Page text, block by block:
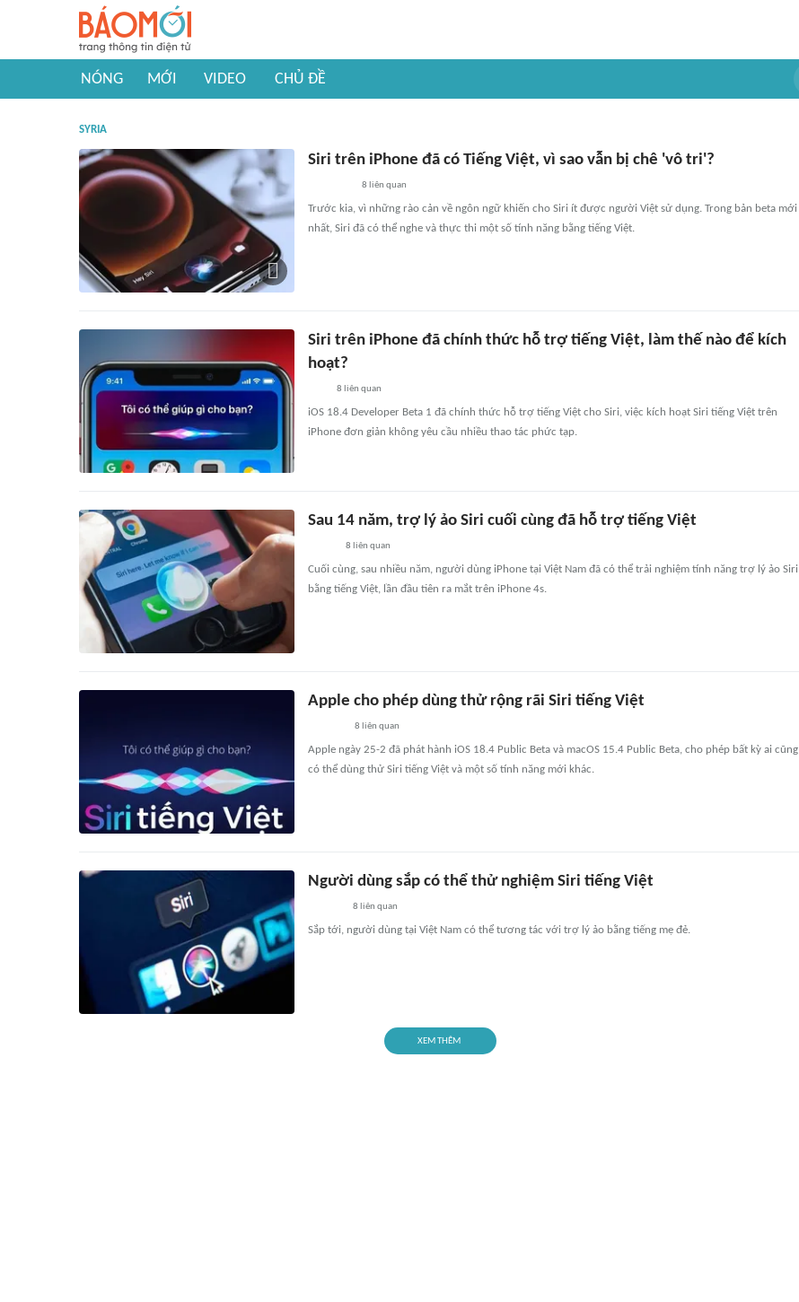
NÓNG MỚI VIDEO CHỦ ĐỀ
SYRIA
Siri trên iPhone đã có Tiếng Việt, vì sao vẫn bị chê 'vô tri'?
8 liên quan
Trước kia, vì những rào cản về ngôn ngữ khiến cho Siri ít được người Việt sử dụng. Trong bản beta mới
nhất, Siri đã có thể nghe và thực thi một số tính năng bằng tiếng Việt.
Siri trên iPhone đã chính thức hỗ trợ tiếng Việt, làm thế nào để kích
hoạt?
8 liên quan
iOS 18.4 Developer Beta 1 đã chính thức hỗ trợ tiếng Việt cho Siri, việc kích hoạt Siri tiếng Việt trên
iPhone đơn giản không yêu cầu nhiều thao tác phức tạp.
Sau 14 năm, trợ lý ảo Siri cuối cùng đã hỗ trợ tiếng Việt
8 liên quan
Cuối cùng, sau nhiều năm, người dùng iPhone tại Việt Nam đã có thể trải nghiệm tính năng trợ lý ảo Siri
bằng tiếng Việt, lần đầu tiên ra mắt trên iPhone 4s.
Apple cho phép dùng thử rộng rãi Siri tiếng Việt
8 liên quan
Apple ngày 25-2 đã phát hành iOS 18.4 Public Beta và macOS 15.4 Public Beta, cho phép bất kỳ ai cũng
có thể dùng thử Siri tiếng Việt và một số tính năng mới khác.
Người dùng sắp có thể thử nghiệm Siri tiếng Việt
8 liên quan
Sắp tới, người dùng tại Việt Nam có thể tương tác với trợ lý ảo bằng tiếng mẹ đẻ.
XEM THÊM